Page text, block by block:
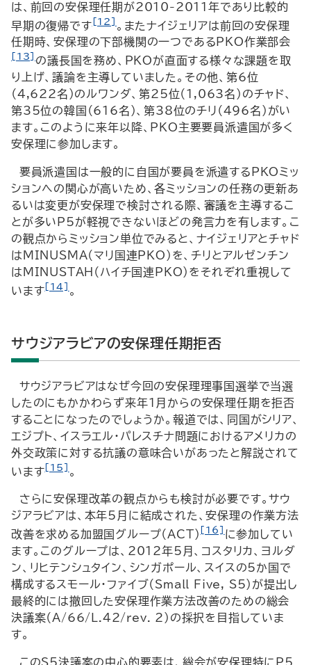
は、前回の安保理任期が2010-2011年であり比較的
早期の復帰です [12] 。またナイジェリアは前回の安保理
任期時、安保理の下部機関の一つであるPKO作業部会
[13] の議長国を務め、PKOが直面する様々な課題を取
り上げ、議論を主導していました。その他、第6位
（4,622名）のルワンダ、第25位（1,063名）のチャド、
第35位の韓国（616名）、第38位のチリ（496名）がい
ます。このように来年以降、PKO主要要員派遣国が多く
安保理に参加します。
要員派遣国は一般的に自国が要員を派遣するPKOミッ
ションへの関心が高いため、各ミッションの任務の更新あ
るいは変更が安保理で検討される際、審議を主導するこ
とが多いP5が軽視できないほどの発言力を有します。こ
の観点からミッション単位でみると、ナイジェリアとチャド
はMINUSMA（マリ国連PKO）を、チリとアルゼンチン
はMINUSTAH（ハイチ国連PKO）をそれぞれ重視して
います[14] 。
サウジアラビアの安保理任期拒否
サウジアラビアはなぜ今回の安保理理事国選挙で当選
したのにもかかわらず来年1月からの安保理任期を拒否
することになったのでしょうか。報道では、同国がシリア、
エジプト、イスラエル・パレスチナ問題におけるアメリカの
外交政策に対する抗議の意味合いがあったと解説されて
います[15] 。
さらに安保理改革の観点からも検討が必要です。サウ
ジアラビアは、本年5月に結成された、安保理の作業方法
改善を求める加盟国グループ（ACT） [16] に参加してい
ます。このグループは、2012年5月、コスタリカ、ヨルダ
ン、リヒテンシュタイン、シンガポール、スイスの5か国で
構成するスモール・ファイブ（Small Five, S5）が提出し
最終的には撤回した安保理作業方法改善のための総会
決議案（A/66/L.42/rev. 2）の採択を目指していま
す。
このS5決議案の中心的要素は、総会が安保理特にP5